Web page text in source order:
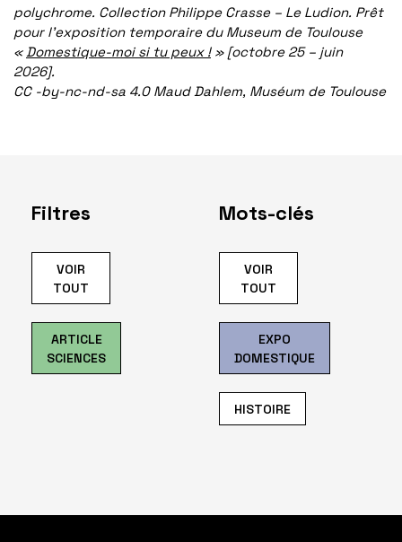
polychrome. Collection Philippe Crasse – Le Ludion. Prêt
pour l’exposition temporaire du Museum de Toulouse
«Domestique-moi si tu peux !» [octobre 25 – juin
2026].
CC -by-nc-nd-sa 4.0 Maud Dahlem, Muséum de Toulouse
Filtres
VOIR
TOUT
ARTICLE
SCIENCES
Mots-clés
VOIR
TOUT
EXPO
DOMESTIQUE
HISTOIRE